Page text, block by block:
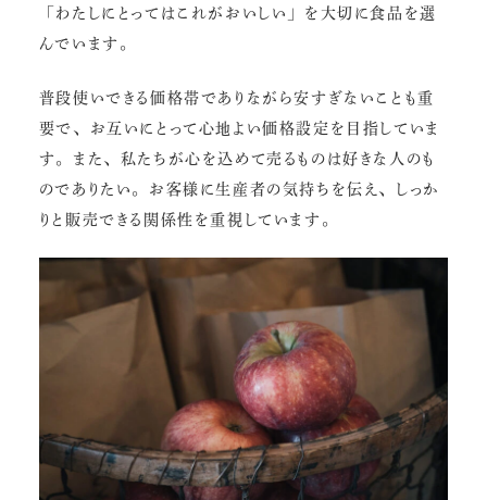
「わたしにとってはこれがおいしい」を大切に食品を選
んでいます。
普段使いできる価格帯でありながら安すぎないことも重
要で、お互いにとって心地よい価格設定を目指していま
す。また、私たちが心を込めて売るものは好きな人のも
のでありたい。お客様に生産者の気持ちを伝え、しっか
りと販売できる関係性を重視しています。